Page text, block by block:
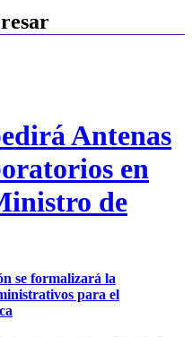
Antenas
en
de
se formalizará la
para el